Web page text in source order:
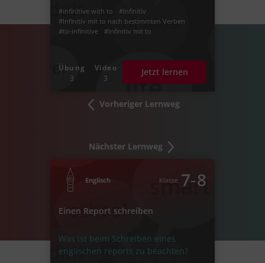
Vorheriger Lernweg
#infinitive with to
#Infinitiv
#Infinitiv mit to nach bestimmten Verben
#to-infinitive
#Infinitiv mit to
Übung
3
Video
3
Jetzt lernen
Nächster Lernweg
Englisch Klasse 7‐8
Einen Report schreiben
Was ist beim Schreiben eines
englischen reports zu beachten?